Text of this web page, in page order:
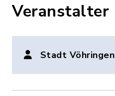
Veranstalter
Stadt Vöhringen